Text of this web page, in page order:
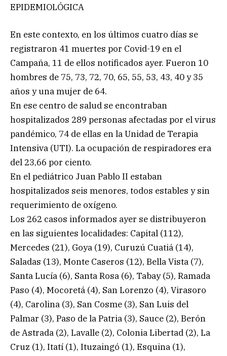
EPIDEMIOLÓGICA
En este contexto, en los últimos cuatro días se
registraron 41 muertes por Covid-19 en el
Campaña, 11 de ellos notificados ayer. Fueron 10
hombres de 75, 73, 72, 70, 65, 55, 53, 43, 40 y 35
años y una mujer de 64.
En ese centro de salud se encontraban
hospitalizados 289 personas afectadas por el virus
pandémico, 74 de ellas en la Unidad de Terapia
Intensiva (UTI). La ocupación de respiradores era
del 23,66 por ciento.
En el pediátrico Juan Pablo II estaban
hospitalizados seis menores, todos estables y sin
requerimiento de oxígeno.
Los 262 casos informados ayer se distribuyeron
en las siguientes localidades: Capital (112),
Mercedes (21), Goya (19), Curuzú Cuatiá (14),
Saladas (13), Monte Caseros (12), Bella Vista (7),
Santa Lucía (6), Santa Rosa (6), Tabay (5), Ramada
Paso (4), Mocoretá (4), San Lorenzo (4), Virasoro
(4), Carolina (3), San Cosme (3), San Luis del
Palmar (3), Paso de la Patria (3), Sauce (2), Berón
de Astrada (2), Lavalle (2), Colonia Libertad (2), La
Cruz (1), Itatí (1), Ituzaingó (1), Esquina (1),